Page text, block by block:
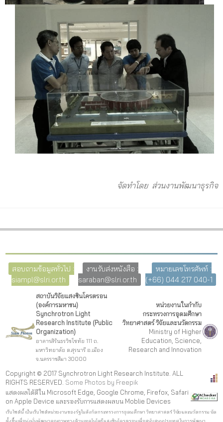
จัดทำโดย ส่วนงานพัฒนาธุรกิจ
สอบถามข้อมูลทั่วไป :
siampl@slri.or.th
งานรับส่งหนังสือ :
saraban@slri.or.th
หมายเลขโทรศัพท์ :
(+66) 044 217 040-1
สถาบันวิจัยแสงซินโครตรอน
(องค์การมหาชน)
Synchrotron Light
Research Institute (Public
Organization)
อาคารสิรินธรวิชโชทัย 111 ถ.
มหาวิทยาลัย ต.สุรนารี อ.เมือง
จ.นครราชสีมา 30000
หน่วยงานในกำกับ
กระทรวงการอุดมศึกษา
วิทยาศาสตร์ วิจัยและนวัตกรรม
Ministry of Higher
Education, Science,
Research and Innovation
Copyright © 2017 Synchrotron Light Research Institute. ALL
RIGHTS RESERVED. Some Photos by Freepik
แสดงผลได้ดีใน Microsoft Edge, Google Chrome, Firefox, Safari
on Apple Device และรองรับการแสดงผลบน Moblie Devices
เว็บไซต์นี้ เป็นเว็บไซต์หน่วยงานของรัฐในสังกัดกระทรวงการอุดมศึกษา วิทยาศาสตร์ วิจัยและนวัตกรรม จัด
ตั้งขึ้นเพื่อมุ่งมั่นพัฒนาคุณภาพทางด้านเทคโนโลยีแสงซินโครตรอนเพื่อสนับสนุนประเทศในการพัฒนา